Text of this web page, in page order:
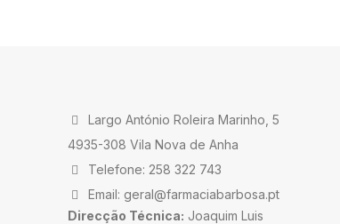
Largo António Roleira Marinho, 5
4935-308 Vila Nova de Anha
Telefone: 258 322 743
Email: geral@farmaciabarbosa.pt
Direcção Técnica: Joaquim Luis